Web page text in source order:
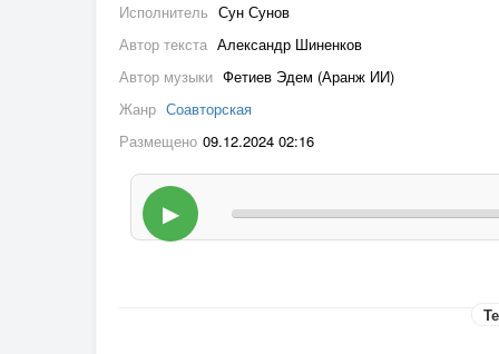
Исполнитель Сун Сунов
Автор текста Александр Шиненков
Автор музыки Фетиев Эдем (Аранж ИИ)
Жанр Соавторская
Размещено 09.12.2024 02:16
▶